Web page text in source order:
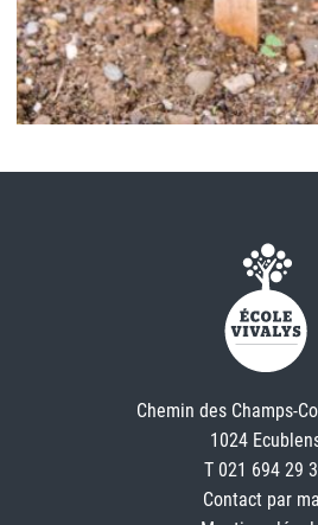
Chemin des Champs-
1024
T 021 694 29
Contact par